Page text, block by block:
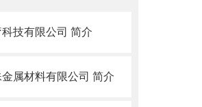
科技有限公司 简介
属材料有限公司 简介